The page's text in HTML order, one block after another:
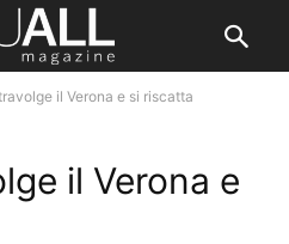
il Verona e si riscatta
il Verona e